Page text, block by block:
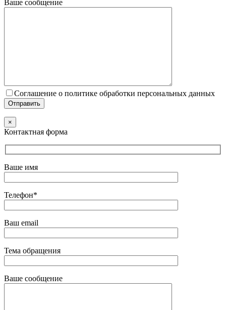
Ваше сообщение
Соглашение о политике обработки персональных данных
×
Контактная форма
Ваше имя
Телефон*
Ваш email
Тема обращения
Ваше сообщение